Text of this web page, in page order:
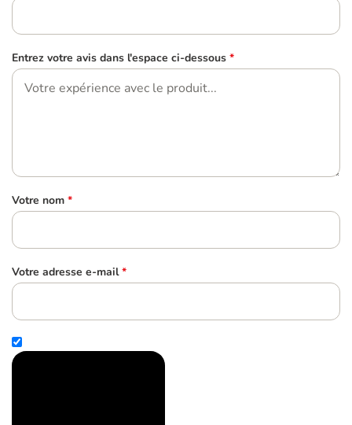
Entrez votre avis dans l'espace ci-dessous *
Votre nom *
Votre adresse e-mail *